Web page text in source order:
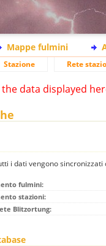
Mappe fulmini
Stazione Rete
data displayed
i dati vengono
fulmini:
stazioni:
Blitzortung: